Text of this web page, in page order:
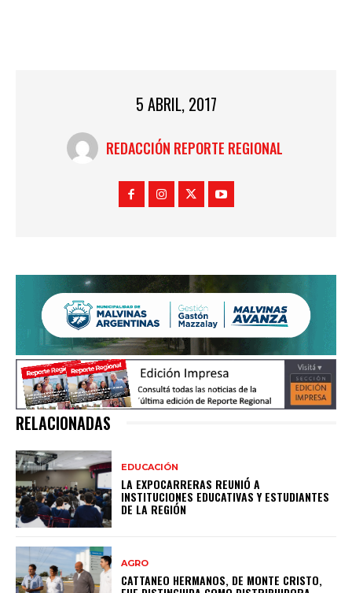
5 ABRIL, 2017
REDACCIÓN REPORTE REGIONAL
RELACIONADAS
EDUCACIÓN
LA EXPOCARRERAS REUNIÓ A
INSTITUCIONES EDUCATIVAS Y ESTUDIANTES
DE LA REGIÓN
AGRO
CATTANEO HERMANOS, DE MONTE CRISTO,